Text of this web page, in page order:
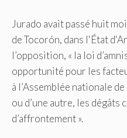
Jurado avait passé huit
de Tocorón, dans l'État
l’opposition, « la loi
opportunité pour les
à l’Assemblée nationale
ou d’une autre, les dégâts
d’affrontement ».